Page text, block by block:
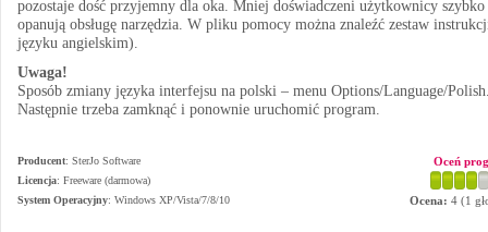
pozostaje dość przyjemny dla oka. Mniej doświadczeni użytkownicy szybko
opanują obsługę narzędzia. W pliku pomocy można znaleźć zestaw
języku angielskim).
Uwaga!
Sposób zmiany języka interfejsu na polski – menu Options/Language/
Następnie trzeba zamknąć i ponownie uruchomić program.
Producent: SterJo Software
Licencja: Freeware (darmowa)
System Operacyjny: Windows XP/Vista/7/8/10
Oceń
Ocena: 4 (1